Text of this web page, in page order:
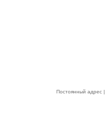
Постоянный адрес |